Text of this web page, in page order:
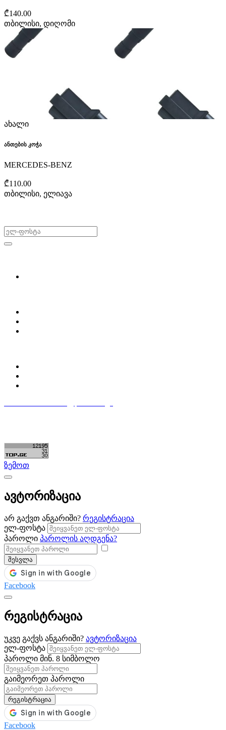
₾140.00
თბილისი, დიღომი
ახალი
ანთების კოჭა
MERCEDES-BENZ
₾110.00
თბილისი, ელიავა
ზემოთ
ავტორიზაცია
არ გაქვთ ანგარიში? რეგისტრაცია
ელ-ფოსტა
პაროლი პაროლის აღდგენა?
შესვლა
Facebook
რეგისტრაცია
უკვე გაქვს ანგარიში? ავტორიზაცია
ელ-ფოსტა
პაროლი მინ. 8 სიმბოლო
გაიმეორეთ პაროლი
რეგისტრაცია
Facebook